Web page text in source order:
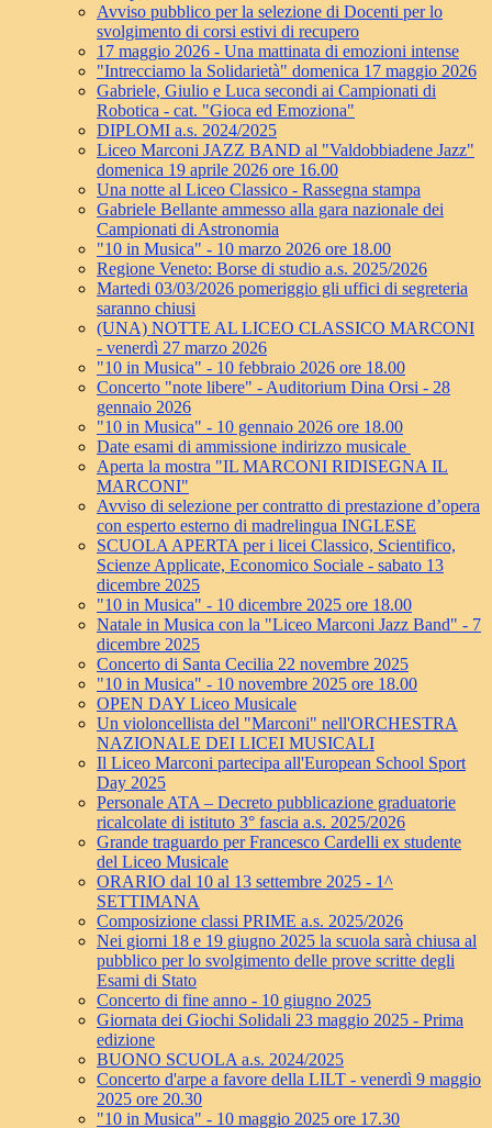
Avviso pubblico per la selezione di Docenti per lo
svolgimento di corsi estivi di recupero
17 maggio 2026 - Una mattinata di emozioni intense
"Intrecciamo la Solidarietà" domenica 17 maggio 2026
Gabriele, Giulio e Luca secondi ai Campionati di
Robotica - cat. "Gioca ed Emoziona"
DIPLOMI a.s. 2024/2025
Liceo Marconi JAZZ BAND al "Valdobbiadene Jazz"
domenica 19 aprile 2026 ore 16.00
Una notte al Liceo Classico - Rassegna stampa
Gabriele Bellante ammesso alla gara nazionale dei
Campionati di Astronomia
"10 in Musica" - 10 marzo 2026 ore 18.00
Regione Veneto: Borse di studio a.s. 2025/2026
Martedi 03/03/2026 pomeriggio gli uffici di segreteria
saranno chiusi
(UNA) NOTTE AL LICEO CLASSICO MARCONI
- venerdì 27 marzo 2026
"10 in Musica" - 10 febbraio 2026 ore 18.00
Concerto "note libere" - Auditorium Dina Orsi - 28
gennaio 2026
"10 in Musica" - 10 gennaio 2026 ore 18.00
Date esami di ammissione indirizzo musicale
Aperta la mostra "IL MARCONI RIDISEGNA IL
MARCONI"
Avviso di selezione per contratto di prestazione d’opera
con esperto esterno di madrelingua INGLESE
SCUOLA APERTA per i licei Classico, Scientifico,
Scienze Applicate, Economico Sociale - sabato 13
dicembre 2025
"10 in Musica" - 10 dicembre 2025 ore 18.00
Natale in Musica con la "Liceo Marconi Jazz Band" - 7
dicembre 2025
Concerto di Santa Cecilia 22 novembre 2025
"10 in Musica" - 10 novembre 2025 ore 18.00
OPEN DAY Liceo Musicale
Un violoncellista del "Marconi" nell'ORCHESTRA
NAZIONALE DEI LICEI MUSICALI
Il Liceo Marconi partecipa all'European School Sport
Day 2025
Personale ATA – Decreto pubblicazione graduatorie
ricalcolate di istituto 3° fascia a.s. 2025/2026
Grande traguardo per Francesco Cardelli ex studente
del Liceo Musicale
ORARIO dal 10 al 13 settembre 2025 - 1^
SETTIMANA
Composizione classi PRIME a.s. 2025/2026
Nei giorni 18 e 19 giugno 2025 la scuola sarà chiusa al
pubblico per lo svolgimento delle prove scritte degli
Esami di Stato
Concerto di fine anno - 10 giugno 2025
Giornata dei Giochi Solidali 23 maggio 2025 - Prima
edizione
BUONO SCUOLA a.s. 2024/2025
Concerto d'arpe a favore della LILT - venerdì 9 maggio
2025 ore 20.30
"10 in Musica" - 10 maggio 2025 ore 17.30